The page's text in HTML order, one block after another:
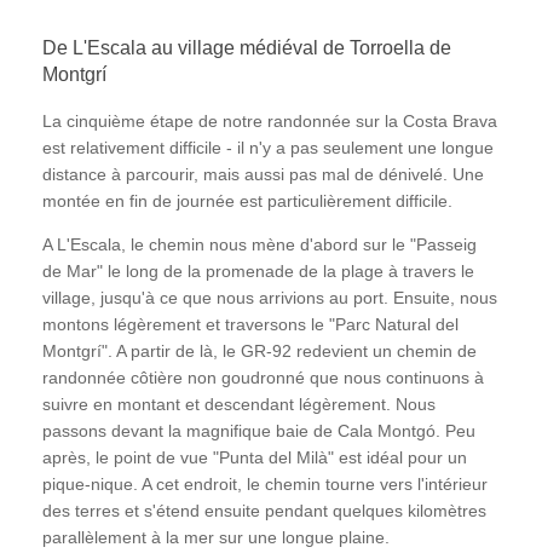
De L'Escala au village médiéval de Torroella de
Montgrí
La cinquième étape de notre randonnée sur la Costa Brava
est relativement difficile - il n'y a pas seulement une longue
distance à parcourir, mais aussi pas mal de dénivelé. Une
montée en fin de journée est particulièrement difficile.
A L'Escala, le chemin nous mène d'abord sur le "Passeig
de Mar" le long de la promenade de la plage à travers le
village, jusqu'à ce que nous arrivions au port. Ensuite, nous
montons légèrement et traversons le "Parc Natural del
Montgrí". A partir de là, le GR-92 redevient un chemin de
randonnée côtière non goudronné que nous continuons à
suivre en montant et descendant légèrement. Nous
passons devant la magnifique baie de Cala Montgó. Peu
après, le point de vue "Punta del Milà" est idéal pour un
pique-nique. A cet endroit, le chemin tourne vers l'intérieur
des terres et s'étend ensuite pendant quelques kilomètres
parallèlement à la mer sur une longue plaine.